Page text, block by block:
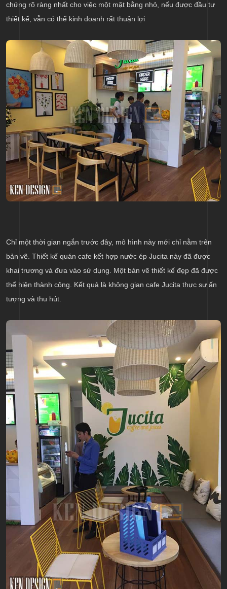
chứng rõ ràng nhất cho việc một mặt bằng nhỏ, nếu được đầu tư
thiết kế, vẫn có thể kinh doanh rất thuận lợi
Chỉ một thời gian ngắn trước đây, mô hình này mới chỉ nằm trên
bản vẽ. Thiết kế quán cafe kết hợp nước ép Jucita này đã được
khai trương và đưa vào sử dụng. Một bản vẽ thiết kế đẹp đã được
thể hiện thành công. Kết quả là không gian cafe Jucita thực sự ấn
tượng và thu hút.